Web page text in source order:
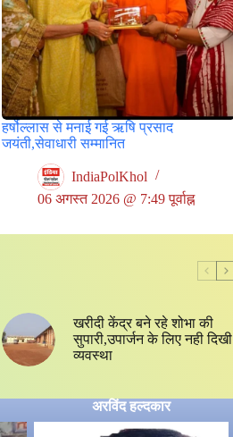
हर्षोल्लास से मनाई गई ऋषि प्रसाद
जयंती,सेवाधारी सम्मानित
IndiaPolKhol
06 अगस्त 2026 @ 7:49 पूर्वाह्न
खरीदी केंद्र बने रहे शोभा की
सुपारी,उपार्जन के लिए नही दिखी
व्यवस्था
अरविंद हल्दकार